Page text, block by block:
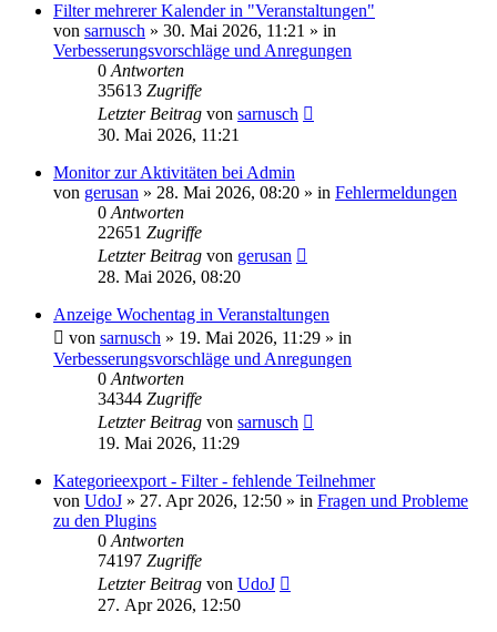
Filter mehrerer Kalender in "Veranstaltungen"
von sarnusch » 30. Mai 2026, 11:21 » in
Verbesserungsvorschläge und Anregungen
0 Antworten
35613 Zugriffe
Letzter Beitrag von sarnusch
30. Mai 2026, 11:21
Monitor zur Aktivitäten bei Admin
von gerusan » 28. Mai 2026, 08:20 » in Fehlermeldungen
0 Antworten
22651 Zugriffe
Letzter Beitrag von gerusan
28. Mai 2026, 08:20
Anzeige Wochentag in Veranstaltungen
von sarnusch » 19. Mai 2026, 11:29 » in
Verbesserungsvorschläge und Anregungen
0 Antworten
34344 Zugriffe
Letzter Beitrag von sarnusch
19. Mai 2026, 11:29
Kategorieexport - Filter - fehlende Teilnehmer
von UdoJ » 27. Apr 2026, 12:50 » in Fragen und Probleme
zu den Plugins
0 Antworten
74197 Zugriffe
Letzter Beitrag von UdoJ
27. Apr 2026, 12:50